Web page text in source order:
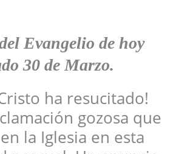
Evangelio de hoy
30 de Marzo.
ha resucitado!
gozosa que
la Iglesia en esta